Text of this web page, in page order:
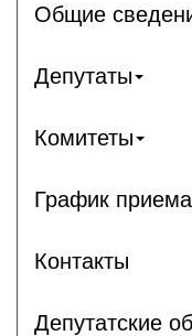
Общие
Депутаты
Комитеты
График приема
Контакты
Депутатские